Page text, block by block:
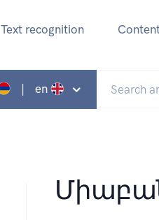
Text recognition
| en